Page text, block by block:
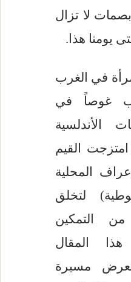
بصمات لا تزال
يومنا هذا.
في الغرب
غوصاً في
الأندلسية
القيم
المحلية
لتخلق
من التمكين
المقال
مسيرة